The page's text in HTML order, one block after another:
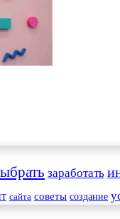
заработать
сайта советы создание